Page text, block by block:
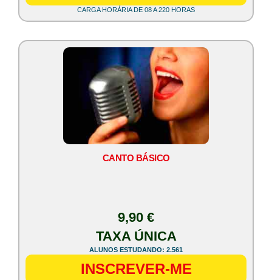
CARGA HORÁRIA DE 08 A 220 HORAS
CANTO BÁSICO
9,90 €
TAXA ÚNICA
ALUNOS ESTUDANDO: 2.561
INSCREVER-ME